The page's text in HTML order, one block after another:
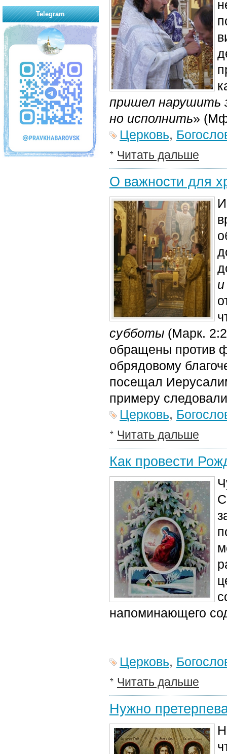
пришел нарушить
но исполнить»
Церковь,
Читать дальше
О важности для
субботы (Марк.
обращены против
обрядовому
посещал
примеру
Церковь,
Читать дальше
Как провести
напоминающего
Церковь,
Читать дальше
Нужно
Telegram